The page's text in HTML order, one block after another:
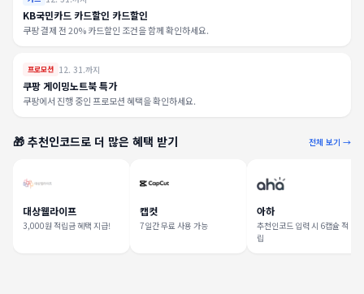
KB국민카드 카드할인 카드할인
쿠팡 결제 전 20% 카드할인 조건을 함께 확인하세요.
프로모션 12. 31.까지
쿠팡 게이밍노트북 특가
쿠팡에서 진행 중인 프로모션 혜택을 확인하세요.
🎁 추천인코드로 더 많은 혜택 받기 전체 보기 →
대상웰라이프
3,000원 적립금 혜택 지급!
캡컷
7일간 무료 사용 가능
아하
추천인코드 입력 시 6캡슐 적
립